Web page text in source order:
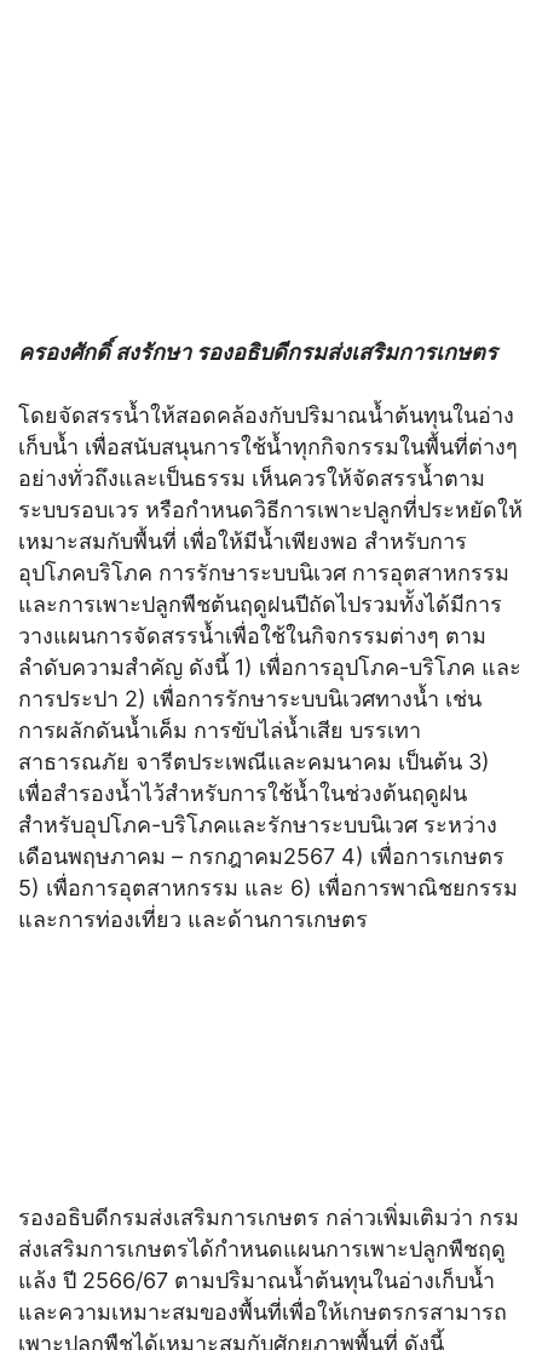
ครองศักดิ์ สงรักษา รองอธิบดีกรมส่งเสริมการเกษตร
โดยจัดสรรน้ำให้สอดคล้องกับปริมาณน้ำต้นทุนในอ่าง
เก็บน้ำ เพื่อสนับสนุนการใช้น้ำทุกกิจกรรมในพื้นที่ต่างๆ
อย่างทั่วถึงและเป็นธรรม เห็นควรให้จัดสรรน้ำตาม
ระบบรอบเวร หรือกำหนดวิธีการเพาะปลูกที่ประหยัดให้
เหมาะสมกับพื้นที่ เพื่อให้มีน้ำเพียงพอ สำหรับการ
อุปโภคบริโภค การรักษาระบบนิเวศ การอุตสาหกรรม
และการเพาะปลูกพืชต้นฤดูฝนปีถัดไปรวมทั้งได้มีการ
วางแผนการจัดสรรน้ำเพื่อใช้ในกิจกรรมต่างๆ ตาม
ลำดับความสำคัญ ดังนี้ 1) เพื่อการอุปโภค-บริโภค และ
การประปา 2) เพื่อการรักษาระบบนิเวศทางน้ำ เช่น
การผลักดันน้ำเค็ม การขับไล่น้ำเสีย บรรเทา
สาธารณภัย จารีตประเพณีและคมนาคม เป็นต้น 3)
เพื่อสำรองน้ำไว้สำหรับการใช้น้ำในช่วงต้นฤดูฝน
สำหรับอุปโภค-บริโภคและรักษาระบบนิเวศ ระหว่าง
เดือนพฤษภาคม – กรกฎาคม2567 4) เพื่อการเกษตร
5) เพื่อการอุตสาหกรรม และ 6) เพื่อการพาณิชยกรรม
และการท่องเที่ยว และด้านการเกษตร
รองอธิบดีกรมส่งเสริมการเกษตร กล่าวเพิ่มเติมว่า กรม
ส่งเสริมการเกษตรได้กำหนดแผนการเพาะปลูกพืชฤดู
แล้ง ปี 2566/67 ตามปริมาณน้ำต้นทุนในอ่างเก็บน้ำ
และความเหมาะสมของพื้นที่เพื่อให้เกษตรกรสามารถ
เพาะปลูกพืชได้เหมาะสมกับศักยภาพพื้นที่ ดังนี้